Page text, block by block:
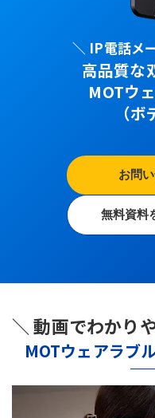
＼ IP電話メ
高品質な
MOTウ
（
お問
無料資料
＼ 動画でわかり
MOTウェアラブ